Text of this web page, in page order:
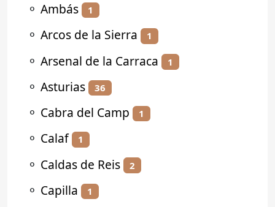
⚬ Ambás 1
⚬ Arcos de la Sierra 1
⚬ Arsenal de la Carraca 1
⚬ Asturias 36
⚬ Cabra del Camp 1
⚬ Calaf 1
⚬ Caldas de Reis 2
⚬ Capilla 1